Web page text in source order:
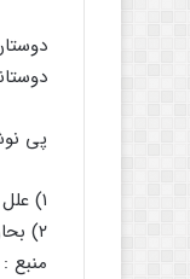
پی
۱) علل الشرایع، ج ۱، ص ۷۵۷.
۲) بحار الانوار، ج ۴۸، ص ۱۰۲.
منبع